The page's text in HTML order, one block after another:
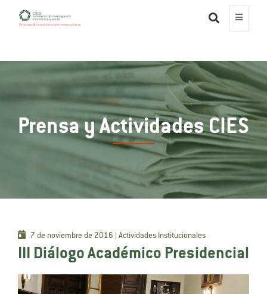
Prensa y Actividades CIES
7 de noviembre de 2016 | Actividades Institucionales
III Diálogo Académico Presidencial